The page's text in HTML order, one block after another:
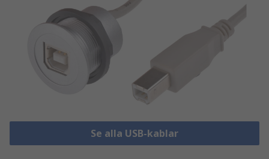
Se alla USB-kablar